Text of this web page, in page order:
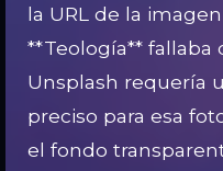
la URL de la
**Teología** fallaba
Unsplash requería
preciso para esa
el fondo